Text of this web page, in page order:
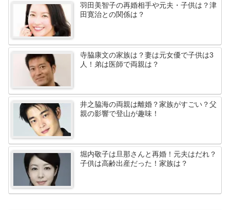
羽田美智子の再婚相手や元夫・子供は？津
田寛治との関係は？
寺脇康文の家族は？妻は元女優で子供は3
人！弟は医師で両親は？
井之脇海の両親は離婚？家族がすごい？父
親の影響で登山が趣味！
堀内敬子は旦那さんと再婚！元夫はだれ？
子供は高齢出産だった！家族は？